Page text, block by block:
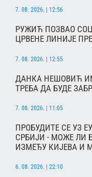
7. 08. 2026. | 12:56
РУЖИЋ ПОЗВАО
ЦРВЕНЕ ЛИНИЈЕ
7. 08. 2026. | 12:55
ДАНКА НЕШОВИЋ
ТРЕБА ДА БУДЕ
7. 08. 2026. | 11:05
ПРОБУДИТЕ СЕ УЗ
СРБИЈИ - МОЖЕ ЛИ
ИЗМЕЂУ КИЈЕВА И
6. 08. 2026. | 22:10